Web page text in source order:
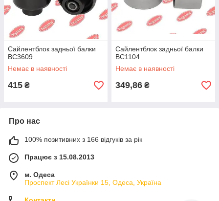
Сайлентблок задньої балки
BC3609
Немає в наявності
415 ₴
Сайлентблок задньої балки
BC1104
Немає в наявності
349,86 ₴
Про нас
100% позитивних з 166 відгуків за рік
Працює з 15.08.2013
м. Одеса
Проспект Лесі Українки 15, Одеса, Україна